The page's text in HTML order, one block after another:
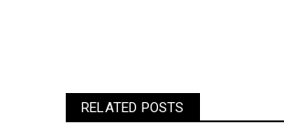
RELATED POSTS